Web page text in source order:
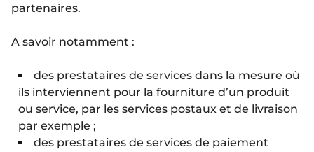
partenaires.
A savoir notamment :
des prestataires de services dans la mesure où
ils interviennent pour la fourniture d’un produit
ou service, par les services postaux et de livraison
par exemple ;
des prestataires de services de paiement